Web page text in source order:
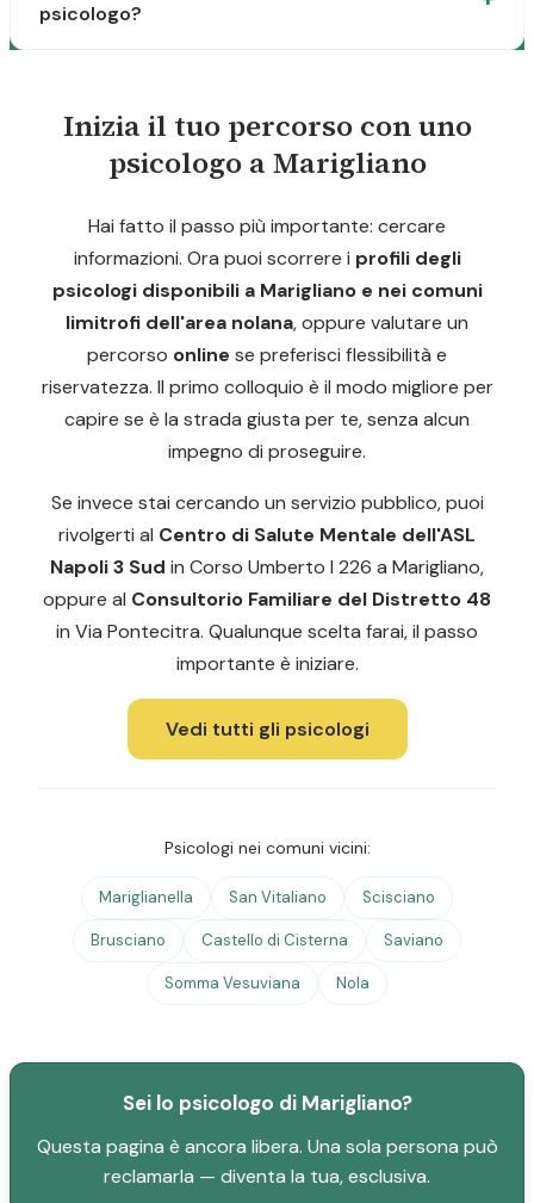
psicologo?
Inizia il tuo percorso con uno
psicologo a Marigliano
Hai fatto il passo più importante: cercare
informazioni. Ora puoi scorrere i profili degli
psicologi disponibili a Marigliano e nei comuni
limitrofi dell'area nolana, oppure valutare un
percorso online se preferisci flessibilità e
riservatezza. Il primo colloquio è il modo migliore per
capire se è la strada giusta per te, senza alcun
impegno di proseguire.
Se invece stai cercando un servizio pubblico, puoi
rivolgerti al Centro di Salute Mentale dell'ASL
Napoli 3 Sud in Corso Umberto I 226 a Marigliano,
oppure al Consultorio Familiare del Distretto 48
in Via Pontecitra. Qualunque scelta farai, il passo
importante è iniziare.
Vedi tutti gli psicologi
Psicologi nei comuni vicini:
Mariglianella San Vitaliano Scisciano
Brusciano Castello di Cisterna Saviano
Somma Vesuviana Nola
Sei lo psicologo di Marigliano?
Questa pagina è ancora libera. Una sola persona può
reclamarla — diventa la tua, esclusiva.